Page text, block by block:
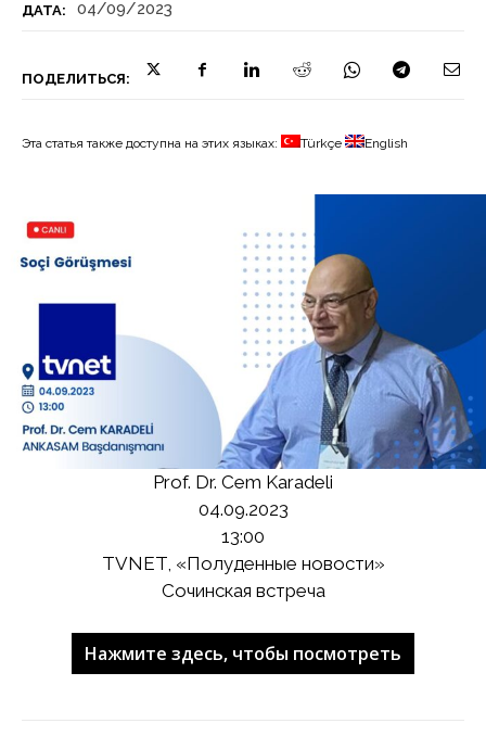
ДАТА: 04/09/2023
ПОДЕЛИТЬСЯ:
Эта статья также доступна на этих языках: Türkçe English
Prof. Dr. Cem Karadeli
04.09.2023
13:00
TVNET, «Полуденные новости»
Сочинская встреча
Нажмите здесь, чтобы посмотреть